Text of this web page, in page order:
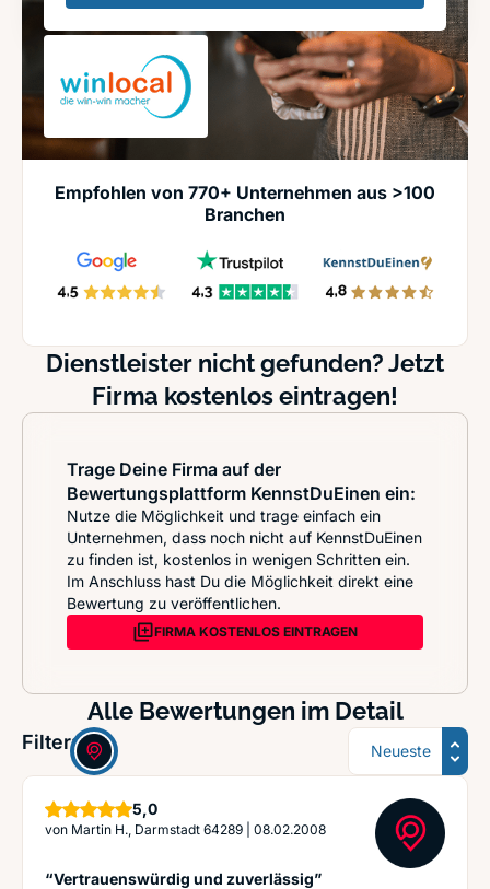
Empfohlen von 770+ Unternehmen aus >100
Branchen
Dienstleister nicht gefunden? Jetzt
Firma kostenlos eintragen!
Trage Deine Firma auf der
Bewertungsplattform KennstDuEinen ein:
Nutze die Möglichkeit und trage einfach ein
Unternehmen, dass noch nicht auf KennstDuEinen
zu finden ist, kostenlos in wenigen Schritten ein.
Im Anschluss hast Du die Möglichkeit direkt eine
Bewertung zu veröffentlichen.
FIRMA KOSTENLOS EINTRAGEN
Alle Bewertungen im Detail
Filter: Sortierung
5,0Sterne
von Martin H., Darmstadt 64289 08.02.2008
“Vertrauenswürdig und zuverlässig”